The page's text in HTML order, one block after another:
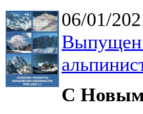
06/01/
Выпущен
С Новым